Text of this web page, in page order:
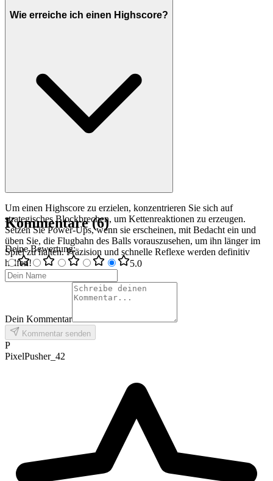
Wie erreiche ich einen Highscore?
Um einen Highscore zu erzielen, konzentrieren Sie sich auf
strategisches Blockbrechen, um Kettenreaktionen zu erzeugen.
Setzen Sie Power-Ups, wenn sie erscheinen, mit Bedacht ein und
üben Sie, die Flugbahn des Balls vorauszusehen, um ihn länger im
Spiel zu halten. Präzision und schnelle Reflexe werden definitiv
helfen!
Kommentare(6)
Deine Bewertung:
5.0
Dein Kommentar
Kommentar senden
P
PixelPusher_42